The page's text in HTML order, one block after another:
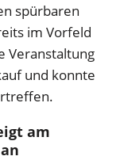
spürbaren
im Vorfeld
Veranstaltung
und konnte
am